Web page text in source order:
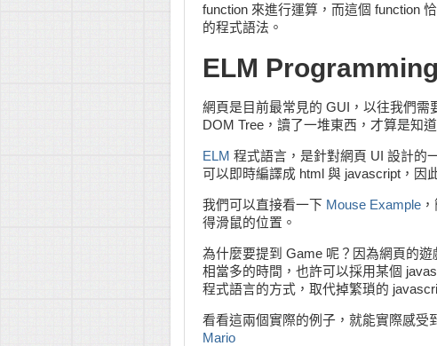
function 來進行運算，而這個 function
的程式語法。
ELM
網頁是目前最常見的 GUI，以往我們
DOM Tree，讀了一堆東西，才算是知
ELM 程式語言，是針對網頁 UI 設計的
可以即時編譯成 html 與 javascript，因
我們可以直接看一下 Mouse Example
得滑鼠的位置。
為什麼要提到 Game 呢？因為網頁的
相當多的時間，也許可以採用某個
程式語言的方式，取代掉繁瑣的
看看這兩個實際的例子，就能實際感受
Mario